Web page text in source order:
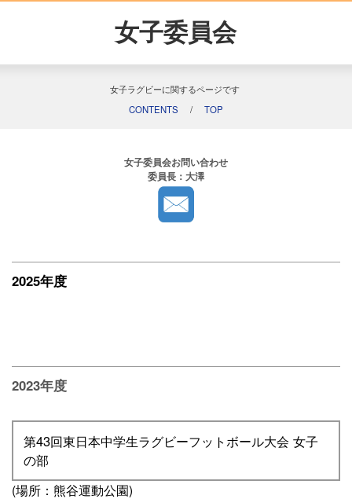
女子委員会
女子ラグビーに関するページです
CONTENTS / TOP
女子委員会お問い合わせ
委員長：大澤
2025年度
2023年度
第43回東日本中学生ラグビーフットボール大会 女子
の部
(場所：熊谷運動公園)